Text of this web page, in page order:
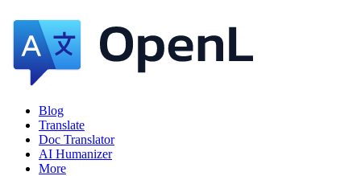
Blog
Translate
Doc Translator
AI Humanizer
More